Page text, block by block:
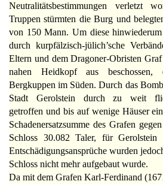
Neutralitätsbestimmungen verletzt
Truppen stürmten die Burg und
von 150 Mann. Um diese
durch kurpfälzisch-jülich’sche
Eltern und dem Dragoner-Obristen
nahen Heidkopf aus beschossen,
Bergkuppen im Süden. Durch das
Stadt Gerolstein durch zu weit
getroffen und bis auf wenige Häuser
Schadenersatzsumme des Grafen
Schloss 30.082 Taler, für Gerolstein
Entschädigungsansprüche wurden
Schloss nicht mehr aufgebaut wurde.
Da mit dem Grafen Karl-Ferdinand